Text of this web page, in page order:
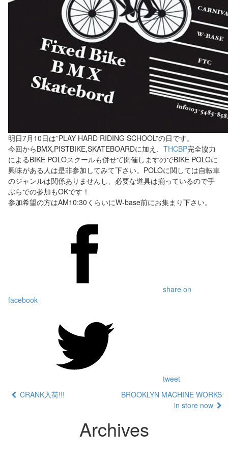
明日7月10日は”PLAY HARD RIDING SCHOOL”の日です。
今回からBMX,PISTBIKE,SKATEBOARDに加え、 THCBP完全協力
によるBIKE POLOスクールも併せて開催しますのでBIKE POLOに
興味がある人は是非参加してみて下さい。POLOに関しては自転車
のジャンルは関係ありませんし、必要な道具は揃っているので手
ぶらでの参加もOKです！
参加希望の方はAM10:30くらいにW-base前にお集まり下さい。
share on
facebook
tweet
CRANK入荷!!!
BROOKLYN MACHINE WORKS
in store now
Archives